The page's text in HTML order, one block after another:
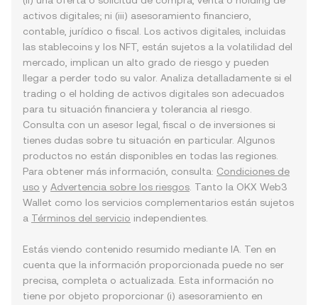
activos digitales; ni (iii) asesoramiento financiero,
contable, jurídico o fiscal. Los activos digitales, incluidas
las stablecoins y los NFT, están sujetos a la volatilidad del
mercado, implican un alto grado de riesgo y pueden
llegar a perder todo su valor. Analiza detalladamente si el
trading o el holding de activos digitales son adecuados
para tu situación financiera y tolerancia al riesgo.
Consulta con un asesor legal, fiscal o de inversiones si
tienes dudas sobre tu situación en particular. Algunos
productos no están disponibles en todas las regiones.
Para obtener más información, consulta: Condiciones de
uso y Advertencia sobre los riesgos . Tanto la OKX Web3
Wallet como los servicios complementarios están sujetos
a Términos del servicio independientes.
Estás viendo contenido resumido mediante IA. Ten en
cuenta que la información proporcionada puede no ser
precisa, completa o actualizada. Esta información no
tiene por objeto proporcionar (i) asesoramiento en